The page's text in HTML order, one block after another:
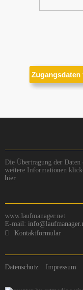
Die Übertragung der
weitere Informationen
hier
www.laufmanager.net
E-mail:
Kontaktformular
Datenschutz Impressum